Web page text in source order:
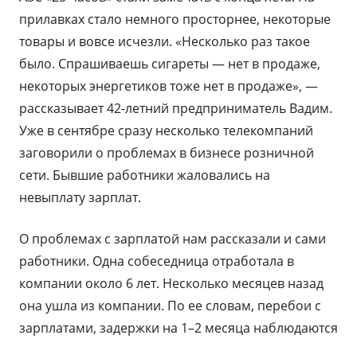
прилавках стало немного просторнее, некоторые
товары и вовсе исчезли. «Несколько раз такое
было. Спрашиваешь сигареты — нет в продаже,
некоторых энергетиков тоже нет в продаже», —
рассказывает 42-летний предприниматель Вадим.
Уже в сентябре сразу несколько телекомпаний
заговорили о проблемах в бизнесе розничной
сети. Бывшие работники жаловались на
невыплату зарплат.
О проблемах с зарплатой нам рассказали и сами
работники. Одна собеседница отработала в
компании около 6 лет. Несколько месяцев назад
она ушла из компании. По ее словам, перебои с
зарплатами, задержки на 1–2 месяца наблюдаются